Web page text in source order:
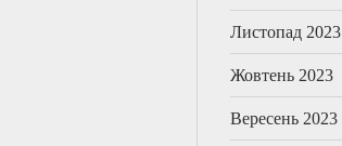
Листопад 2023
Жовтень 2023
Вересень 2023